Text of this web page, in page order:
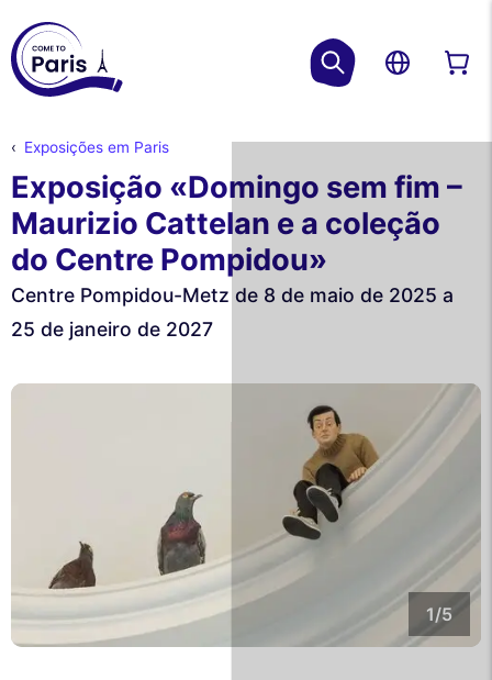
Exposições em Paris
Exposição «Domingo sem fim –
Maurizio Cattelan e a coleção
do Centre Pompidou»
Centre Pompidou-Metz de 8 de maio de 2025 a
25 de janeiro de 2027
1/5